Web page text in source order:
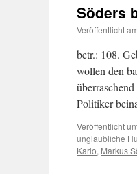
Söders
Veröffentlicht am
betr.: 108.
wollen den
Politiker
Veröffentlicht
unglaubliche
Karlo, Markus